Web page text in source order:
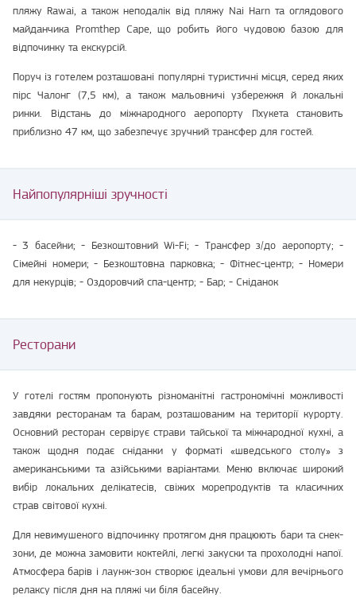
пляжу Rawai, а також неподалік від пляжу Nai Harn та оглядового
майданчика Promthep Cape, що робить його чудовою базою для
відпочинку та екскурсій.
Поруч із готелем розташовані популярні туристичні місця, серед яких
пірс Чалонг (7,5 км), а також мальовничі узбережжя й локальні
ринки. Відстань до міжнародного аеропорту Пхукета становить
приблизно 47 км, що забезпечує зручний трансфер для гостей.
Найпопулярніші зручності
- 3 басейни; - Безкоштовний Wi-Fi; - Трансфер з/до аеропорту; -
Сімейні номери; - Безкоштовна парковка; - Фітнес-центр; - Номери
для некурців; - Оздоровчий спа-центр; - Бар; - Сніданок
Ресторани
У готелі гостям пропонують різноманітні гастрономічні можливості
завдяки ресторанам та барам, розташованим на території курорту.
Основний ресторан сервірує страви тайської та міжнародної кухні, а
також щодня подає сніданки у форматі «шведського столу» з
американськими та азійськими варіантами. Меню включає широкий
вибір локальних делікатесів, свіжих морепродуктів та класичних
страв світової кухні.
Для невимушеного відпочинку протягом дня працюють бари та снек-
зони, де можна замовити коктейлі, легкі закуски та прохолодні напої.
Атмосфера барів і лаунж-зон створює ідеальні умови для вечірнього
релаксу після дня на пляжі чи біля басейну.